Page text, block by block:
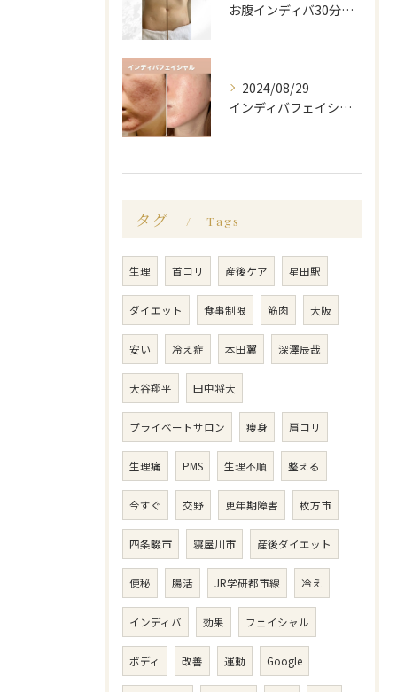
お腹インディバ30分しました🔥
2024/08/29
インディバフェイシャル
タグ Tags
生理 首コリ 産後ケア 星田駅
ダイエット 食事制限 筋肉 大阪
安い 冷え症 本田翼 深澤辰哉
大谷翔平 田中将大
プライベートサロン 痩身 肩コリ
生理痛 PMS 生理不順 整える
今すぐ 交野 更年期障害 枚方市
四条畷市 寝屋川市 産後ダイエット
便秘 腸活 JR学研都市線 冷え
インディバ 効果 フェイシャル
ボディ 改善 運動 Google